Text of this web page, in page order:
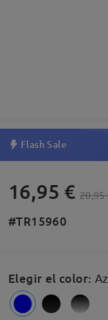
Flash Sale
16,95 € 20,95
#TR15960
Elegir el color: